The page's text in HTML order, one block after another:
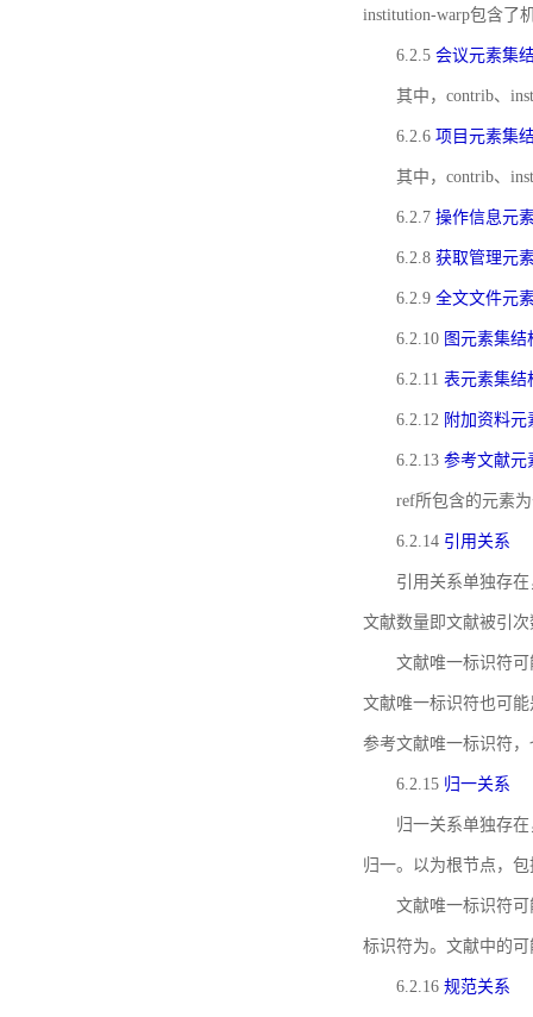
institution-warp包含了
6.2.5 会议元素集
其中，contrib、
6.2.6 项目元素集
其中，contrib、
6.2.7 操作信息元
6.2.8 获取管理元
6.2.9 全文文件元
6.2.10 图元素集结
6.2.11 表元素集结
6.2.12 附加资料元
6.2.13 参考文献元
ref所包含的元素
6.2.14 引用关系
引用关系单独存
文献数量即文献被引
文献唯一标识符
文献唯一标识符也可
参考文献唯一标识符
6.2.15 归一关系
归一关系单独存
归一。以为根节点，
文献唯一标识符
标识符为。文献中的
6.2.16 规范关系